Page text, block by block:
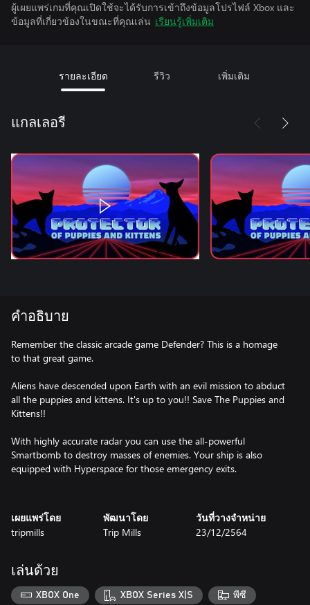
ผู้เผยแพร่เกมที่คุณเปิดใช้จะได้รับการเข้าถึงข้อมูลโปรไฟล์ Xbox และ
ข้อมูลที่เกี่ยวข้องในขณะที่คุณเล่น เรียนรู้เพิ่มเติม
รายละเอียด รีวิว เพิ่มเติม
แกลเลอรี
คำอธิบาย
Remember the classic arcade game Defender? This is a homage
to that great game.
Aliens have descended upon Earth with an evil mission to abduct
all the puppies and kittens. It's up to you!! Save The Puppies and
Kittens!!
With highly accurate radar you can use the all-powerful
Smartbomb to destroy masses of enemies. Your ship is also
equipped with Hyperspace for those emergency exits.
เผยแพร่โดย
tripmills
พัฒนาโดย
Trip Mills
วันที่วางจำหน่าย
23/12/2564
เล่นด้วย
XBOX One XBOX Series X|S พีซี